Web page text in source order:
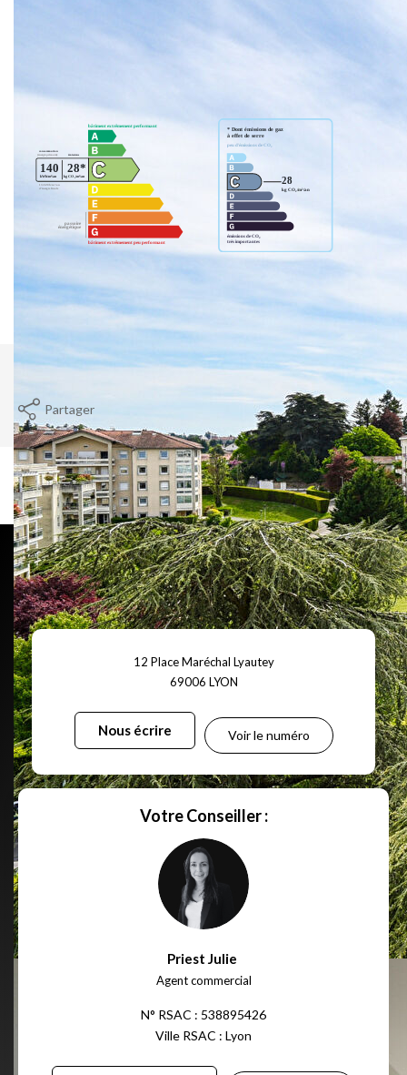
Nous contacter
Montant estimé des dépenses annuelles d'énergie pour un usage
standard entre 1170€ et 1650€. indexées aux années 2021,2022
et 2023 (abonnement compris).
Partager
Calculer mon budget
Ce bien est soumis à un diagnostic ERP (État des
Risques et Pollutions). Pour en savoir plus, rendez-
vous surhttps://www.georisques.gouv.fr/
12 Place Maréchal Lyautey
69006 LYON
Nous écrire Voir le numéro
Votre Conseiller :
Priest Julie
Agent commercial
N° RSAC : 538895426
Ville RSAC : Lyon